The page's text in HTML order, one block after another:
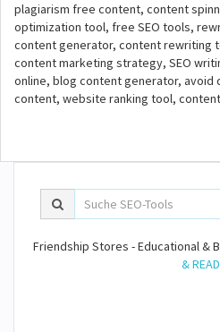
plagiarism free content, content
optimization tool, free SEO tools,
content generator, content rewriting
content marketing strategy, SEO
online, blog content generator, avoid
content, website ranking tool,
Friendship Stores - Educational &
& READ